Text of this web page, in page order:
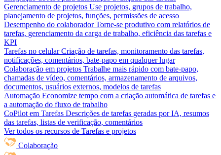
Gerenciamento de projetos Use projetos, grupos de trabalho,
planejamento de projetos, funções, permissões de acesso
Desempenho do colaborador Torne-se produtivo com relatórios de
tarefas, gerenciamento da carga de trabalho, eficiência das tarefas e
KPI
Tarefas no celular Criação de tarefas, monitoramento das tarefas,
notificações, comentários, bate-papo em qualquer lugar
Colaboração em projetos Trabalhe mais rápido com bate-papo,
chamadas de vídeo, comentários, armazenamento de arquivos,
documentos, usuários externos, modelos de tarefas
Automação Economize tempo com a criação automática de tarefas e
a automação do fluxo de trabalho
CoPilot em Tarefas Descrições de tarefas geradas por IA, resumos
das tarefas, listas de verificação, comentários
Ver todos os recursos de Tarefas e projetos
Colaboração